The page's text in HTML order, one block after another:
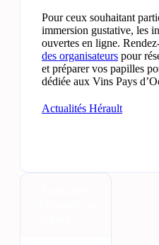
Pour ceux souhaitant
immersion gustative, les
ouvertes en ligne.
des organisateurs pour
et préparer vos papilles
dédiée aux Vins Pays
Actualités Hérault